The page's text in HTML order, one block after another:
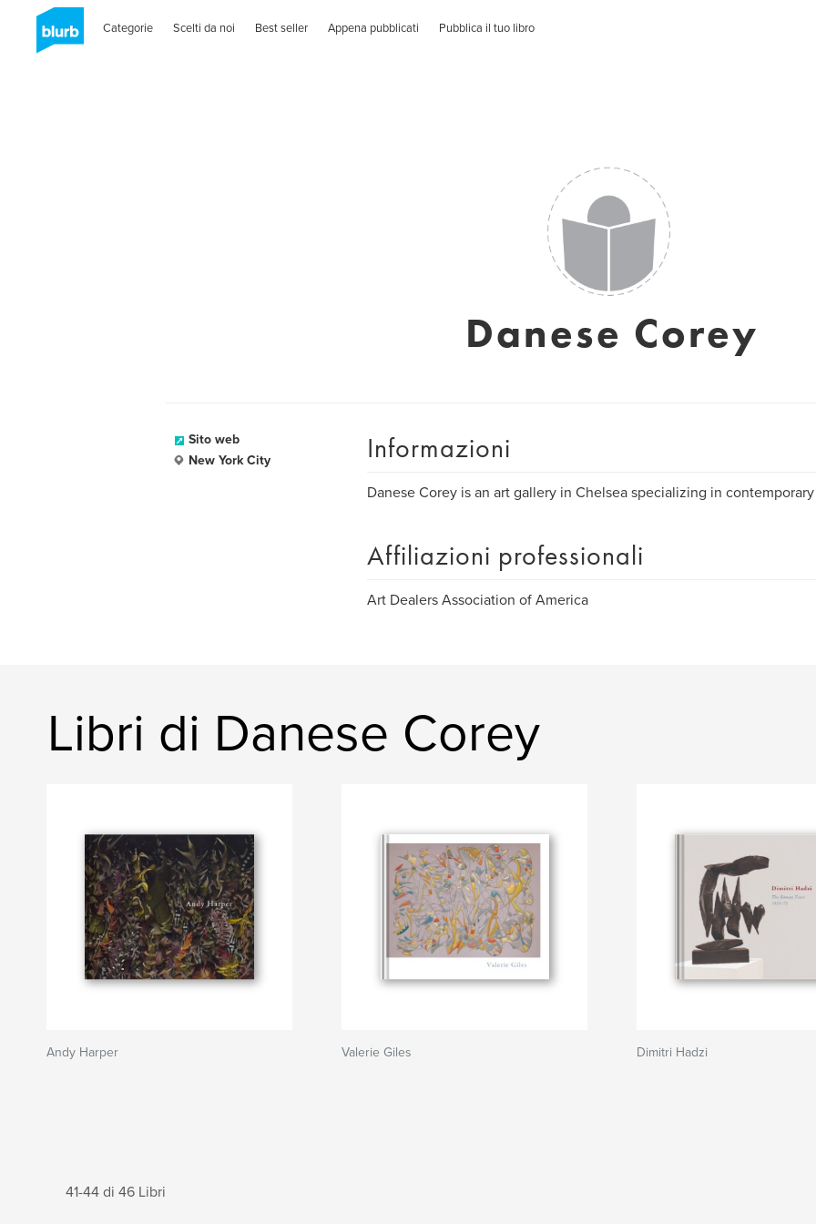
Categorie Scelti da noi Best seller Appena pubblicati Pubblica il tuo libro
Danese Corey
Sito web
New York City
Informazioni
Danese Corey is an art gallery in Chelsea specializing in
Affiliazioni professionali
Art Dealers Association of America
Libri di Danese Corey
Andy Harper Valerie Giles Dimitri Hadzi
41-44 di 46 Libri